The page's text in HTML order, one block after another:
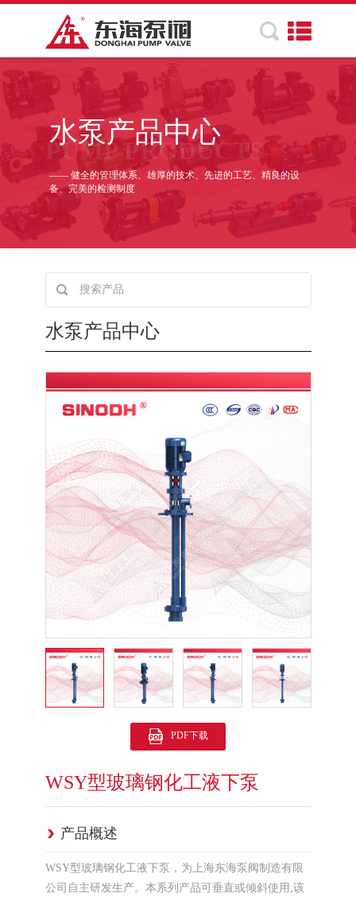
水泵产品中心
PUMP PRODUCTS
—— 健全的管理体系、雄厚的技术、先进的工艺、精良的设
备、完美的检测制度
水泵产品中心
PDF下载
WSY型玻璃钢化工液下泵
产品概述
WSY型玻璃钢化工液下泵，为上海东海泵阀制造有限
公司自主研发生产。本系列产品可垂直或倾斜使用,该